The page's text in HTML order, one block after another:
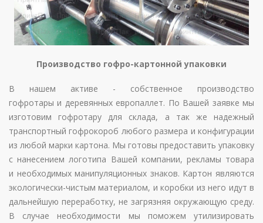
Производство гофро-картонной упаковки
В нашем активе - собственное производство
гофротары и деревянных европаллет. По Вашей заявке мы
изготовим гофротару для склада, а так же надежный
транспортный гофрокороб любого размера и конфигурации
из любой марки картона. Мы готовы предоставить упаковку
с нанесением логотипа Вашей компании, рекламы товара
и необходимых манипуляционных знаков. Картон являются
экологически-чистым материалом, и коробки из него идут в
дальнейшую переработку, не загрязняя окружающую среду.
В случае необходимости мы поможем утилизировать